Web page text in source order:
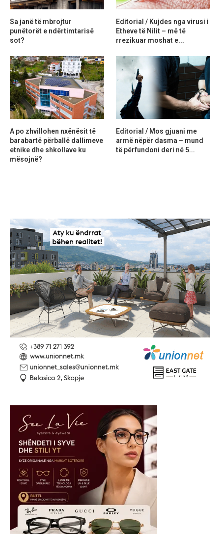
Sa janë të mbrojtur
punëtorët e ndërtimtarisë
sot?
Editorial / Kujdes nga virusi i
Etheve të Nilit – më të
rrezikuar moshat e...
A po zhvillohen nxënësit të
barabartë përballë dallimeve
etnike dhe shkollave ku
mësojnë?
Editorial / Mos gjuani me
armë nëpër dasma – mund
të përfundoni deri në 5...